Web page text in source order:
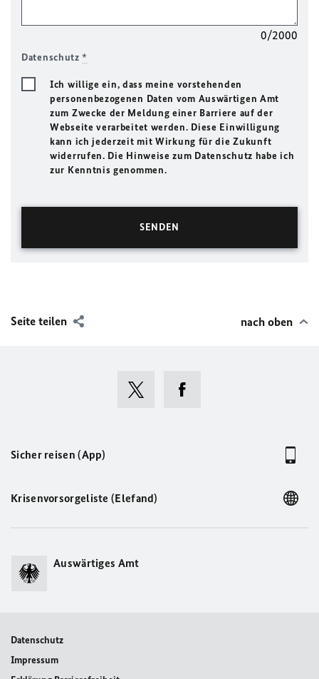
0/2000
Datenschutz*
Ich willige ein, dass meine vorstehenden
personenbezogenen Daten vom Auswärtigen Amt
zum Zwecke der Meldung einer Barriere auf der
Webseite verarbeitet werden. Diese Einwilligung
kann ich jederzeit mit Wirkung für die Zukunft
widerrufen. Die Hinweise zum Datenschutz habe ich
zur Kenntnis genommen.
Seite teilen nach oben
Sicher reisen (App)
Krisenvorsorgeliste (Elefand)
Auswärtiges Amt
Datenschutz
Impressum